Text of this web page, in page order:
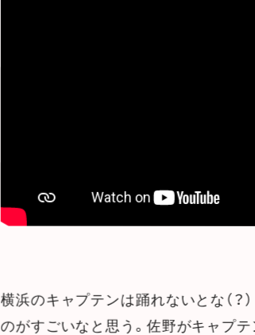
横浜のキャプテンは踊れないとな（
のがすごいなと思う。佐野がキャプ